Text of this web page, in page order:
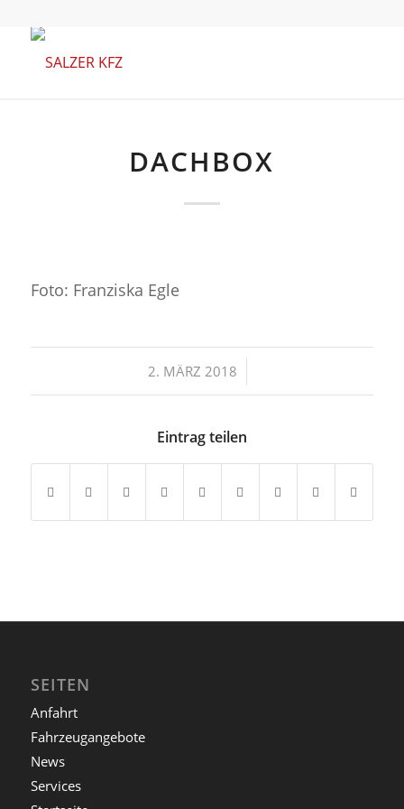
DACHBOX
Foto: Franziska Egle
2. MÄRZ 2018
/
Eintrag teilen
SEITEN
Anfahrt
Fahrzeugangebote
News
Services